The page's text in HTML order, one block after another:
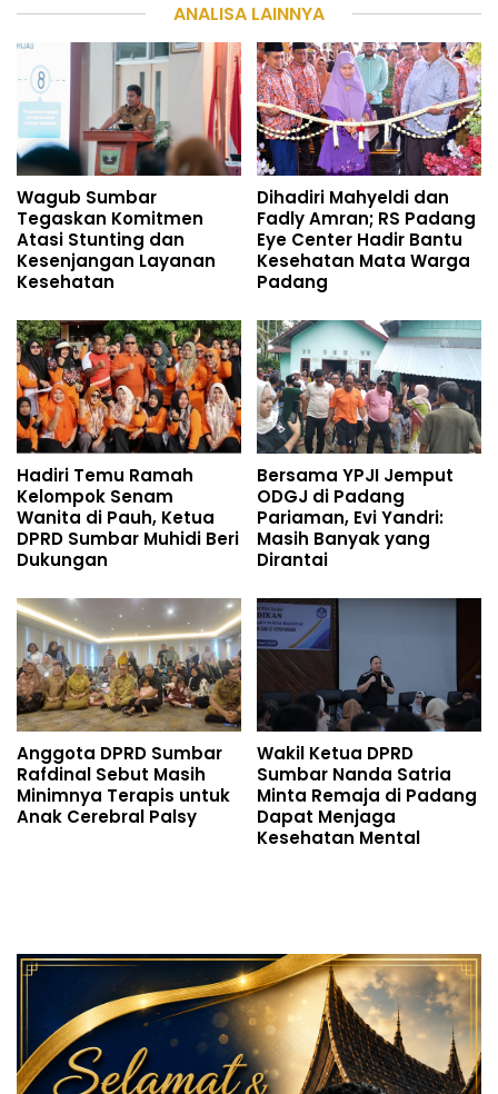
ANALISA LAINNYA
Wagub Sumbar
Tegaskan Komitmen
Atasi Stunting dan
Kesenjangan Layanan
Kesehatan
Dihadiri Mahyeldi dan
Fadly Amran; RS Padang
Eye Center Hadir Bantu
Kesehatan Mata Warga
Padang
Hadiri Temu Ramah
Kelompok Senam
Wanita di Pauh, Ketua
DPRD Sumbar Muhidi Beri
Dukungan
Bersama YPJI Jemput
ODGJ di Padang
Pariaman, Evi Yandri:
Masih Banyak yang
Dirantai
Anggota DPRD Sumbar
Rafdinal Sebut Masih
Minimnya Terapis untuk
Anak Cerebral Palsy
Wakil Ketua DPRD
Sumbar Nanda Satria
Minta Remaja di Padang
Dapat Menjaga
Kesehatan Mental